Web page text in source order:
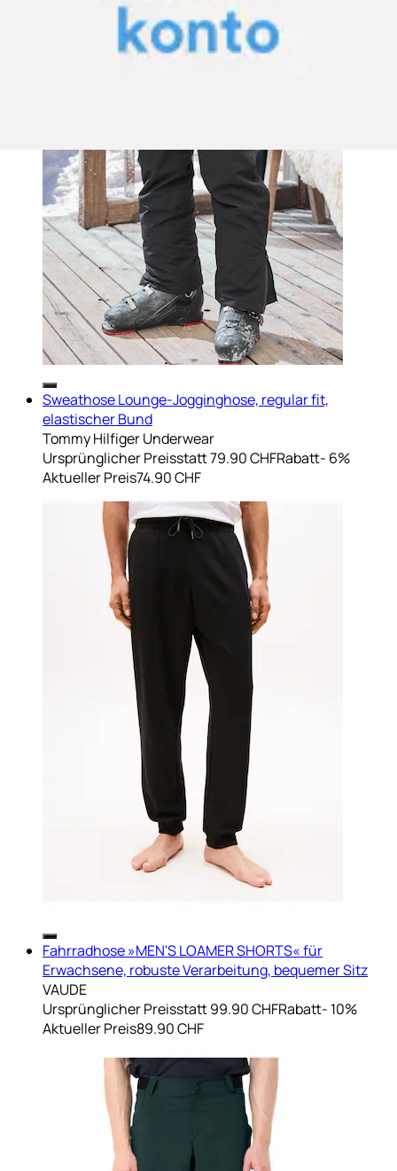
Sweathose Lounge-Jogginghose, regular fit,
elastischer Bund
Tommy Hilfiger Underwear
Ursprünglicher Preisstatt 79.90 CHFRabatt- 6%
Aktueller Preis74.90 CHF
Fahrradhose »MEN'S LOAMER SHORTS« für
Erwachsene, robuste Verarbeitung, bequemer Sitz
VAUDE
Ursprünglicher Preisstatt 99.90 CHFRabatt- 10%
Aktueller Preis89.90 CHF